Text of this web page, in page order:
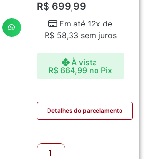
R$ 699,99
Em até 12x de
R$58,33 sem juros
À vista
R$ 664,99 no Pix
Detalhes do parcelamento